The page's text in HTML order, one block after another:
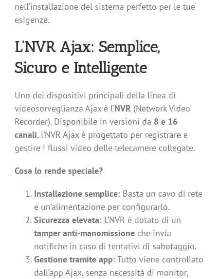
nell’installazione del sistema perfetto per le tue
esigenze.
L’NVR Ajax: Semplice,
Sicuro e Intelligente
Uno dei dispositivi principali della linea di
videosorveglianza Ajax è l’NVR (Network Video
Recorder). Disponibile in versioni da 8 e 16
canali, l’NVR Ajax è progettato per registrare e
gestire i flussi video delle telecamere collegate.
Cosa lo rende speciale?
Installazione semplice: Basta un cavo di rete
e un’alimentazione per configurarlo.
Sicurezza elevata: L’NVR è dotato di un
tamper anti-manomissione che invia
notifiche in caso di tentativi di sabotaggio.
Gestione tramite app:Tutto viene controllato
dall’app Ajax, senza necessità di monitor,